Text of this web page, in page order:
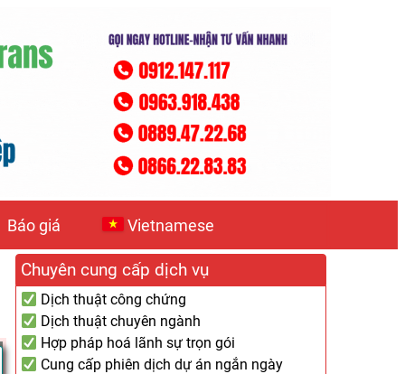
Báo giá Vietnamese
Chuyên cung cấp dịch vụ
Dịch thuật công chứng
Dịch thuật chuyên ngành
Hợp pháp hoá lãnh sự trọn gói
Cung cấp phiên dịch dự án ngắn ngày